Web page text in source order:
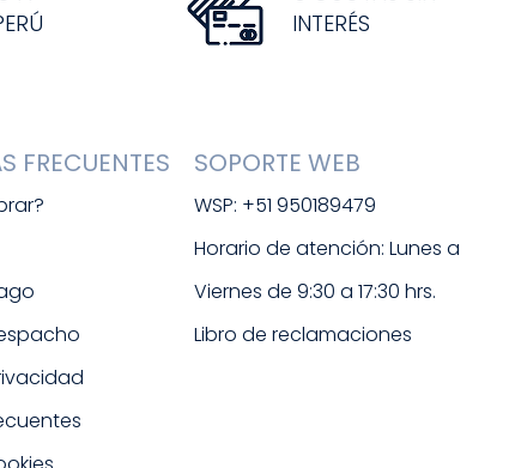
INTERÉS
FRECUENTES SOPORTE WEB
WSP: +51 950189479
Horario de atención: Lunes a
Viernes de 9:30 a 17:30 hrs.
Libro de reclamaciones